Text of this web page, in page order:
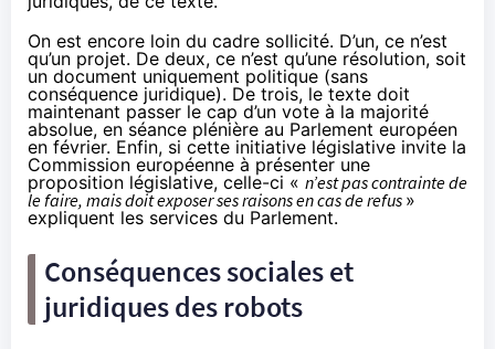
On est encore loin du cadre sollicité. D’un, ce n’est
qu’un projet. De deux, ce n’est qu’une résolution, soit
un document uniquement politique (sans
conséquence juridique). De trois, le texte doit
maintenant passer le cap d’un vote à la majorité
absolue, en séance plénière au Parlement européen
en février. Enfin, si cette initiative législative invite la
Commission européenne à présenter une
proposition législative, celle-ci « n’est pas contrainte de
le faire, mais doit exposer ses raisons en cas de refus »
expliquent les services du Parlement.
Conséquences sociales et
juridiques des robots